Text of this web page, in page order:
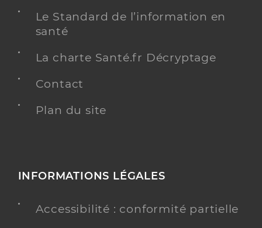
Le Standard de l’information en
santé
La charte Santé.fr Décryptage
Contact
Plan du site
INFORMATIONS LÉGALES
Accessibilité : conformité partielle